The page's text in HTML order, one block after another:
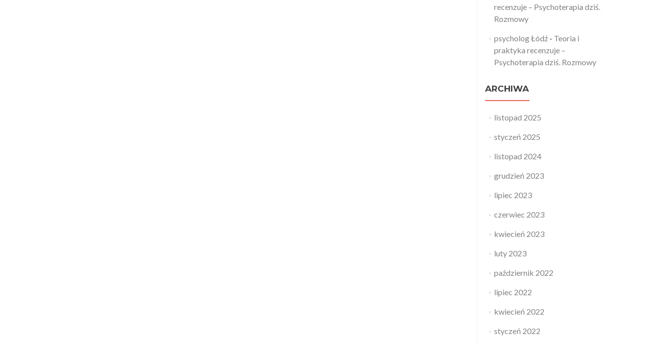
recenzuje – Psychoterapia dziś.
Rozmowy
psycholog Łódź- Teoria i
praktyka recenzuje –
Psychoterapia dziś. Rozmowy
ARCHIWA
listopad 2025
styczeń 2025
listopad 2024
grudzień 2023
lipiec 2023
czerwiec 2023
kwiecień 2023
luty 2023
październik 2022
lipiec 2022
kwiecień 2022
styczeń 2022